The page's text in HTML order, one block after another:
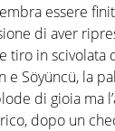
essere
di aver
tiro in scivolata
e Söyüncü, la
di gioia ma
dopo un